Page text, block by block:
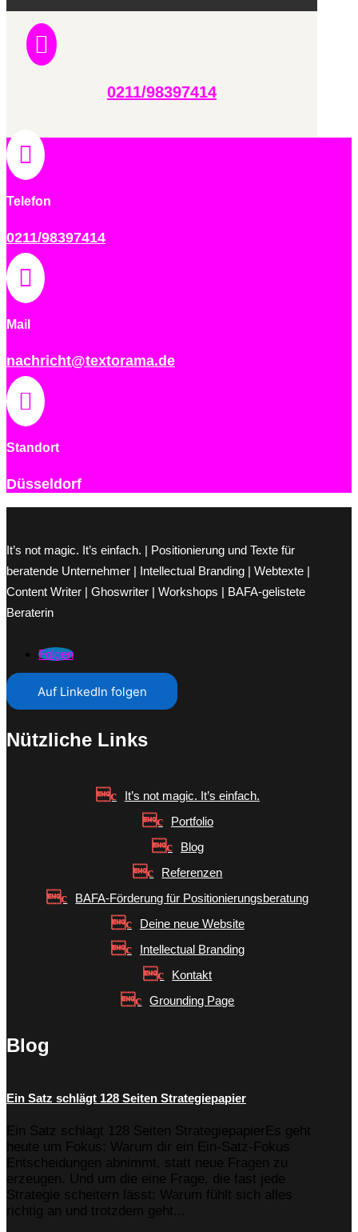

0211/98397414

Telefon
0211/98397414

Mail
nachricht@textorama.de

Standort
Düsseldorf
It’s not magic. It’s einfach. | Positionierung und Texte für
beratende Unternehmer | Intellectual Branding | Webtexte |
Content Writer | Ghoswriter | Workshops | BAFA-gelistete
Beraterin
Folgen
Auf LinkedIn folgen
Nützliche Links
It’s not magic. It’s einfach.
Portfolio
Blog
Referenzen
BAFA-Förderung für Positionierungsberatung
Deine neue Website
Intellectual Branding
Kontakt
Grounding Page
Blog
Ein Satz schlägt 128 Seiten Strategiepapier
Ein Satz schlägt 128 Seiten StrategiepapierEs geht
heute um Fokus: Warum dir ein Ein-Satz-Fokus
Entscheidungen abnimmt, statt neue Fragen zu
erzeugen. Und um die eine Frage, die fast jede
Strategie scheitern lässt: Warum fühlt sich alles
richtig an und trotzdem geht...